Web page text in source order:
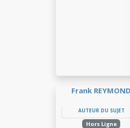
Frank REYMOND
AUTEUR DU SUJET
Hors Ligne